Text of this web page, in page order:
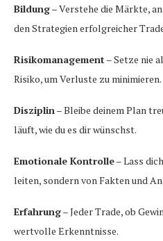
Bildung– Verstehe die Märkte,
den Strategien erfolgreicher
Risikomanagement – Setze nie
Risiko, um Verluste zu minimieren.
Disziplin – Bleibe deinem Plan
läuft, wie du es dir wünschst.
Emotionale Kontrolle– Lass
leiten, sondern von Fakten und
Erfahrung– Jeder Trade, ob
wertvolle Erkenntnisse.